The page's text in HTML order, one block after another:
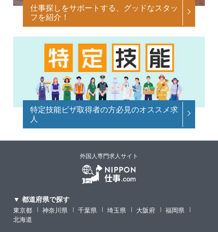
仕事探しをサポートする、グッドなスタッ
フを紹介！
特定技能ビザ取得者の方必見のオススメ求
人
外国人専門求人サイト
▼ 都道府県で探す
東京都 神奈川県 千葉県 埼玉県 大阪府
福岡県
北海道